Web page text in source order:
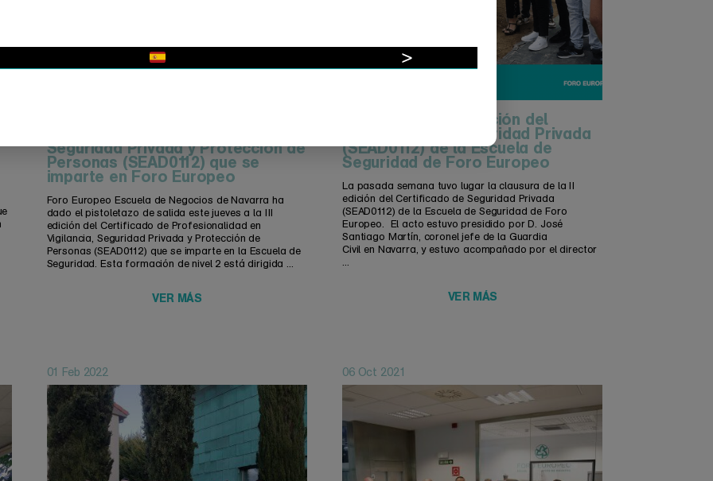
Seguridad Privada y Protección de
Personas (SEAD0112) que se
imparte en Foro Europeo
Foro Europeo Escuela de Negocios de Navarra ha
dado el pistoletazo de salida este jueves a la III
edición del Certificado de Profesionalidad en
Vigilancia, Seguridad Privada y Protección de
Personas (SEAD0112) que se imparte en la Escuela de
Seguridad. Esta formación de nivel 2 está dirigida ...
VER MÁS
Clausura de la II edición del
Certificado de Seguridad Privada
(SEAD0112) de la Escuela de
Seguridad de Foro Europeo
La pasada semana tuvo lugar la clausura de la II
edición del Certificado de Seguridad Privada
(SEAD0112) de la Escuela de Seguridad de Foro
Europeo. El acto estuvo presidido por D. José
Santiago Martín, coronel jefe de la Guardia
Civil en Navarra, y estuvo acompañado por el director
VER MÁS
01 Feb 2022 06 Oct 2021